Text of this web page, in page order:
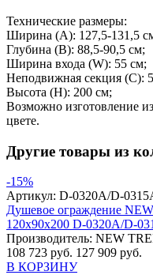
Технические размеры:
Ширина (A): 127,5-131,5
Глубина (B): 88,5-90,5 см;
Ширина входа (W): 55 см;
Неподвижная секция (С):
Высота (H): 200 см;
Возможно изготовление
цвете.
Другие товары из
-15%
Артикул: D-0320A/D-
Душевое ограждение
120x90x200 D-0320A/D-
Производитель: NEW
108 723 руб. 127 909 руб.
В КОРЗИНУ